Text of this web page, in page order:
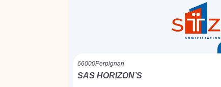
66000Perpignan
SAS HORIZON’S